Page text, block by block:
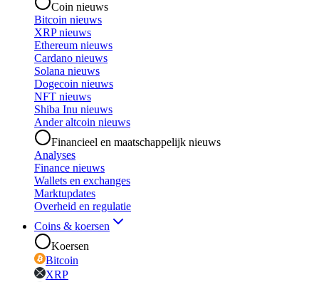
Coin nieuws
Bitcoin nieuws
XRP nieuws
Ethereum nieuws
Cardano nieuws
Solana nieuws
Dogecoin nieuws
NFT nieuws
Shiba Inu nieuws
Ander altcoin nieuws
Financieel en maatschappelijk nieuws
Analyses
Finance nieuws
Wallets en exchanges
Marktupdates
Overheid en regulatie
Coins & koersen
Koersen
Bitcoin
XRP